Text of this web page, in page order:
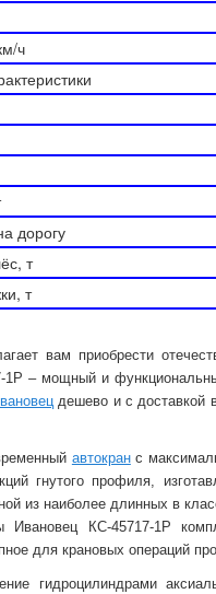
ч
дорогу
т
т
вам приобрести
1Р – мощный и
дешево и с доставкой
автокранс
гнутого профиля,
из наиболее длинных в
Ивановец КС-45717-1Р
для крановых операций
гидроцилиндрами